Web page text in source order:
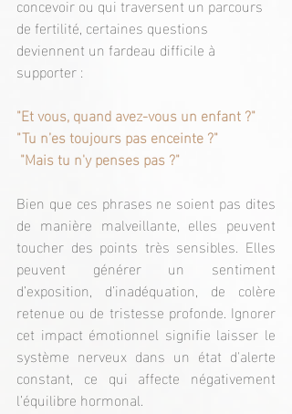
de fertilité, certaines questions
deviennent un fardeau difficile à
supporter :
"Et vous, quand avez-vous un enfant ?"
"Tu n’es toujours pas enceinte ?"
"Mais tu n'y penses pas ?"
Bien que ces phrases ne soient pas dites
de manière malveillante, elles peuvent
toucher des points très sensibles. Elles
peuvent générer un sentiment
d’exposition, d’inadéquation, de colère
retenue ou de tristesse profonde. Ignorer
cet impact émotionnel signifie laisser le
système nerveux dans un état d'alerte
constant, ce qui affecte négativement
l’équilibre hormonal.